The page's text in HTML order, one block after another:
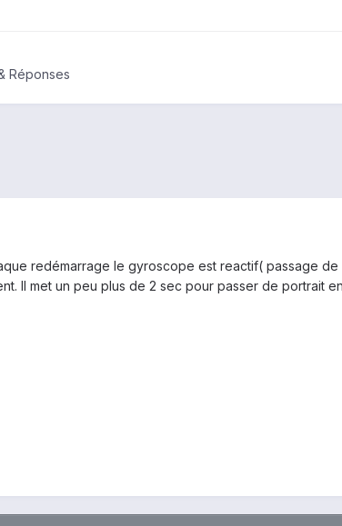
Réponses
redémarrage le gyroscope est reactif( passage
Il met un peu plus de 2 sec pour passer de portrait